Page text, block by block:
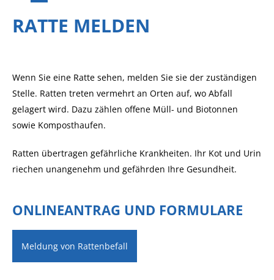
RATTE MELDEN
Wenn Sie eine Ratte sehen, melden Sie sie der zuständigen
Stelle. Ratten treten vermehrt an Orten auf, wo Abfall
gelagert wird. Dazu zählen offene Müll- und Biotonnen
sowie Komposthaufen.
Ratten übertragen gefährliche Krankheiten. Ihr Kot und Urin
riechen unangenehm und gefährden Ihre Gesundheit.
ONLINEANTRAG UND FORMULARE
Meldung von Rattenbefall